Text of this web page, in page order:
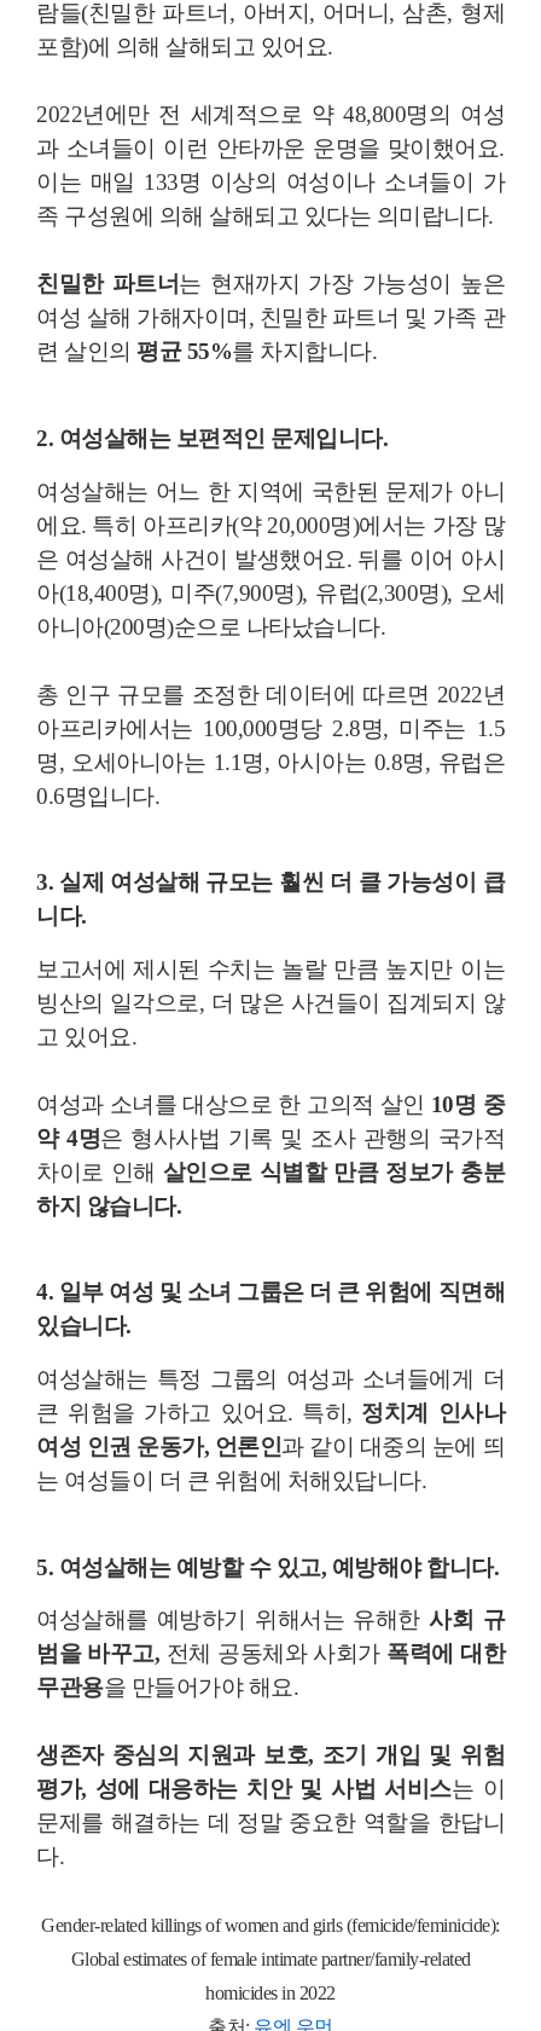
람들(친밀한 파트너, 아버지, 어머니, 삼촌, 형제
포함)에 의해 살해되고 있어요.
2022년에만 전 세계적으로 약 48,800명의 여성
과 소녀들이 이런 안타까운 운명을 맞이했어요.
이는 매일 133명 이상의 여성이나 소녀들이 가
족 구성원에 의해 살해되고 있다는 의미랍니다.
친밀한 파트너는 현재까지 가장 가능성이 높은
여성 살해 가해자이며, 친밀한 파트너 및 가족 관
련 살인의 평균 55%를 차지합니다.
2. 여성살해는 보편적인 문제입니다.
여성살해는 어느 한 지역에 국한된 문제가 아니
에요. 특히 아프리카(약 20,000명)에서는 가장 많
은 여성살해 사건이 발생했어요. 뒤를 이어 아시
아(18,400명), 미주(7,900명), 유럽(2,300명), 오세
아니아(200명)순으로 나타났습니다.
총 인구 규모를 조정한 데이터에 따르면 2022년
아프리카에서는 100,000명당 2.8명, 미주는 1.5
명, 오세아니아는 1.1명, 아시아는 0.8명, 유럽은
0.6명입니다.
3. 실제 여성살해 규모는 훨씬 더 클 가능성이 큽
니다.
보고서에 제시된 수치는 놀랄 만큼 높지만 이는
빙산의 일각으로, 더 많은 사건들이 집계되지 않
고 있어요.
여성과 소녀를 대상으로 한 고의적 살인 10명 중
약 4명은 형사사법 기록 및 조사 관행의 국가적
차이로 인해 살인으로 식별할 만큼 정보가 충분
하지 않습니다.
4. 일부 여성 및 소녀 그룹은 더 큰 위험에 직면해
있습니다.
여성살해는 특정 그룹의 여성과 소녀들에게 더
큰 위험을 가하고 있어요. 특히, 정치계 인사나
여성 인권 운동가, 언론인과 같이 대중의 눈에 띄
는 여성들이 더 큰 위험에 처해있답니다.
5. 여성살해는 예방할 수 있고, 예방해야 합니다.
여성살해를 예방하기 위해서는 유해한사회 규
범을 바꾸고, 전체 공동체와 사회가 폭력에 대한
무관용을 만들어가야 해요.
생존자 중심의 지원과 보호, 조기 개입 및 위험
평가, 성에 대응하는 치안 및 사법 서비스는 이
문제를 해결하는 데 정말 중요한 역할을 한답니
다.
Gender-related killings of women and girls (femicide/feminicide):
Global estimates of female intimate partner/family-related
homicides in 2022